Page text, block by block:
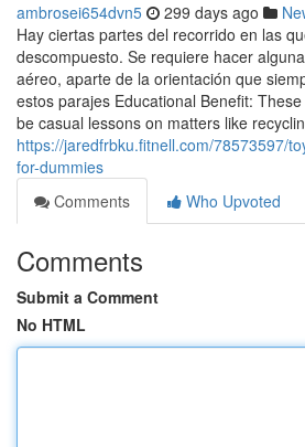
ambrosei654dvn5 299 days ago
Hay ciertas partes del recorrido en las
descompuesto. Se requiere hacer
aéreo, aparte de la orientación que
estos parajes Educational Benefit:
be casual lessons on matters like
https://jaredfrbku.fitnell.com/78573597/
for-dummies
Comments
Who Upvoted
Comments
Submit a Comment
No HTML